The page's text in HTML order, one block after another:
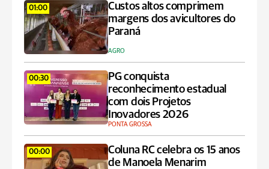
01:00
Custos altos comprimem
margens dos avicultores do
Paraná
AGRO
00:30
PG conquista
reconhecimento estadual
com dois Projetos
Inovadores 2026
PONTA GROSSA
00:00
Coluna RC celebra os 15 anos
de Manoela Menarim